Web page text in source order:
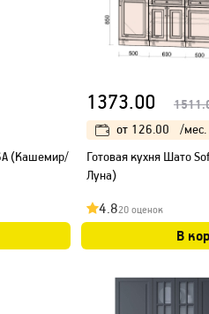
(Кашемир/
1373.00
от 126.00
/мес.
Готовая кухня Шато
Луна)
4.820 оценок
В